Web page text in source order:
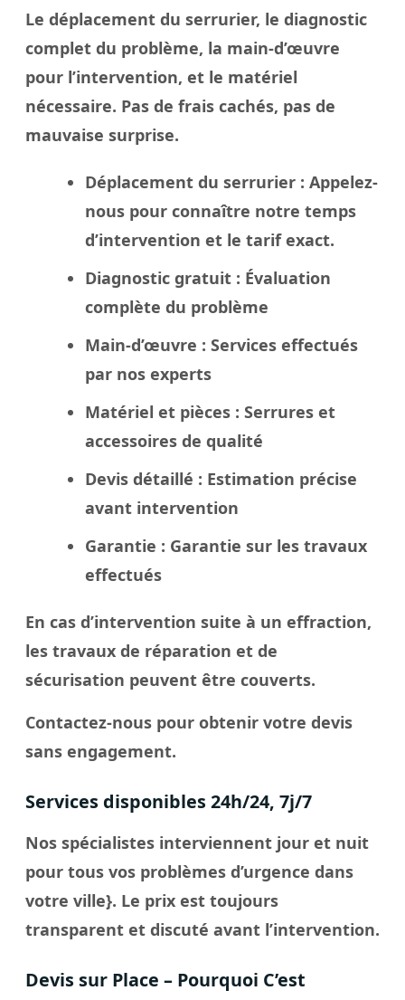
Le déplacement du serrurier, le diagnostic
complet du problème, la main-d’œuvre
pour l’intervention, et le matériel
nécessaire. Pas de frais cachés, pas de
mauvaise surprise.
Déplacement du serrurier : Appelez-
nous pour connaître notre temps
d’intervention et le tarif exact.
Diagnostic gratuit : Évaluation
complète du problème
Main-d’œuvre : Services effectués
par nos experts
Matériel et pièces : Serrures et
accessoires de qualité
Devis détaillé : Estimation précise
avant intervention
Garantie : Garantie sur les travaux
effectués
En cas d’intervention suite à un effraction,
les travaux de réparation et de
sécurisation peuvent être couverts.
Contactez-nous pour obtenir votre devis
sans engagement.
Services disponibles 24h/24, 7j/7
Nos spécialistes interviennent jour et nuit
pour tous vos problèmes d’urgence dans
votre ville}. Le prix est toujours
transparent et discuté avant l’intervention.
Devis sur Place – Pourquoi C’est